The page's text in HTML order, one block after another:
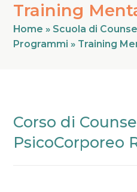
Training
Home » Scuola di
Programmi » Training
Corso di
PsicoCorporeo